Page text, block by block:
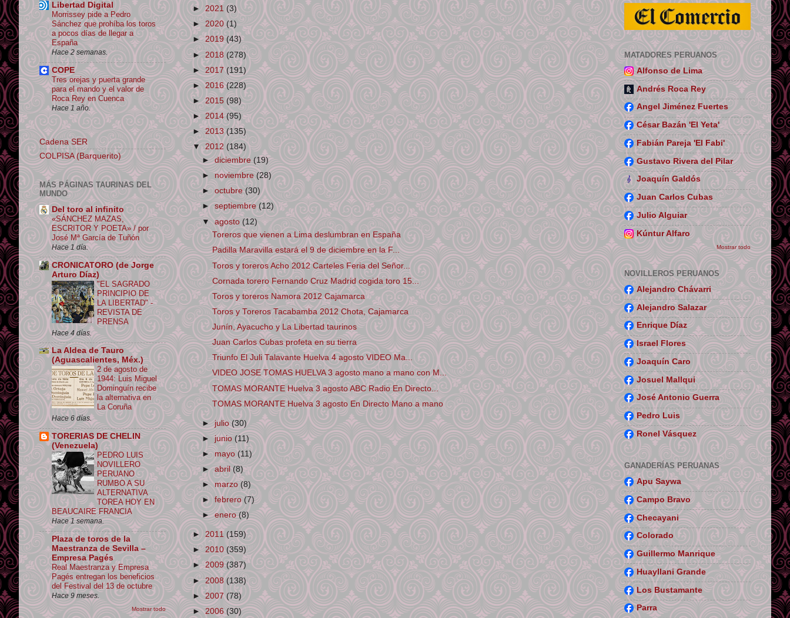
►2021 (3)
►2020(1)
►2019(43)
► 2018 (278)
►2017(191)
►2016(228)
►2015 (98)
►2014(95)
►2013(135)
▼ 2012 (184)
►diciembre(19)
►noviembre(28)
►octubre(30)
►septiembre(12)
▼agosto(12)
Toreros que vienen a Lima deslumbran en España
Padilla Maravilla estará el 9 de diciembre en la F...
Toros y toreros Acho 2012 Carteles Feria del Señor...
Cornada torero Fernando Cruz Madrid cogida toro 15...
Toros y toreros Namora 2012 Cajamarca
Toros y Toreros Tacabamba 2012 Chota, Cajamarca
Junín, Ayacucho y La Libertad taurinos
Juan Carlos Cubas profeta en su tierra
Triunfo El Juli Talavante Huelva 4 agosto VIDEO Ma...
VIDEO JOSE TOMAS HUELVA 3 agosto mano a mano con M...
TOMAS MORANTE Huelva 3 agosto ABC Radio En Directo...
TOMAS MORANTE Huelva 3 agosto En Directo Mano a mano
►julio(30)
►junio (11)
► mayo(11)
►abril(8)
►marzo(8)
►febrero(7)
►enero(8)
► 2011 (159)
► 2010(359)
►2009(387)
►2008(138)
►2007(78)
►2006(30)
Libertad Digital
Morrissey pide a Pedro
Sánchez que prohíba los toros
a pocos días de llegar a
España
Hace 2 semanas.
COPE
Tres orejas y puerta grande
para el mando y el valor de
Roca Rey en Cuenca
Hace 1 año.
Cadena SER
COLPISA (Barquerito)
MÁS PÁGINAS TAURINAS DEL
MUNDO
Del toro al infinito
«SÁNCHEZ MAZAS,
ESCRITOR Y POETA» / por
José Mª García de Tuñón
Hace 1 día.
CRONICATORO (de Jorge
Arturo Díaz)
"EL SAGRADO
PRINCIPIO DE
LA LIBERTAD" -
REVISTA DE
PRENSA
Hace 4 días.
La Aldea de Tauro
(Aguascalientes, Méx.)
2 de agosto de
1944: Luis Miguel
Dominguín recibe
la alternativa en
La Coruña
Hace 6 días.
TORERIAS DE CHELIN
(Venezuela)
PEDRO LUIS
NOVILLERO
PERUANO
RUMBO A SU
ALTERNATIVA
TOREA HOY EN
BEAUCAIRE FRANCIA
Hace 1 semana.
Plaza de toros de la
Maestranza de Sevilla –
Empresa Pagés
Real Maestranza y Empresa
Pagés entregan los beneficios
del Festival del 13 de octubre
Hace 9 meses.
Mostrar todo
MATADORES PERUANOS
Alfonso de Lima
Andrés Roca Rey
Angel Jiménez Fuertes
César Bazán 'El Yeta'
Fabián Pareja 'El Fabi'
Gustavo Rivera del Pilar
Joaquín Galdós
Juan Carlos Cubas
Julio Alguiar
Kúntur Alfaro
Mostrar todo
NOVILLEROS PERUANOS
Alejandro Chávarri
Alejandro Salazar
Enrique Díaz
Israel Flores
Joaquín Caro
Josuel Mallqui
José Antonio Guerra
Pedro Luis
Ronel Vásquez
GANADERÍAS PERUANAS
Apu Saywa
Campo Bravo
Checayani
Colorado
Guillermo Manrique
Huayllani Grande
Los Bustamante
Parra